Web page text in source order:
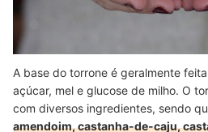
A base do torrone é geralmente
açúcar, mel e glucose de milho. O
com diversos ingredientes, sendo
amendoim, castanha-de-caju,